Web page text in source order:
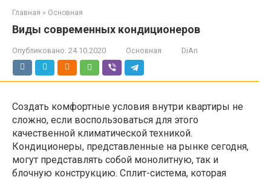
Главная » Основная
Виды современных кондиционеров
Опубликовано: 24.10.2020 Основная DiAn
Создать комфортные условия внутри квартиры не
сложно, если воспользоваться для этого
качественной климатической техникой.
Кондиционеры, представленные на рынке сегодня,
могут представлять собой монолитную, так и
блочную конструкцию. Сплит-система, которая